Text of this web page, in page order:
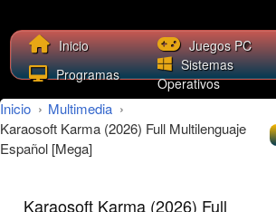
Inicio Juegos PC
Programas
Sistemas
Operativos
Inicio › Multimedia ›
Karaosoft Karma (2026) Full Multilenguaje
Español [Mega]
Karaosoft Karma (2026) Full